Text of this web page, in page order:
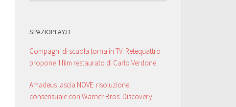
SPAZIOPLAY.IT
Compagni di scuola torna in TV: Retequattro
propone il film restaurato di Carlo Verdone
Amadeus lascia NOVE: risoluzione
consensuale con Warner Bros. Discovery